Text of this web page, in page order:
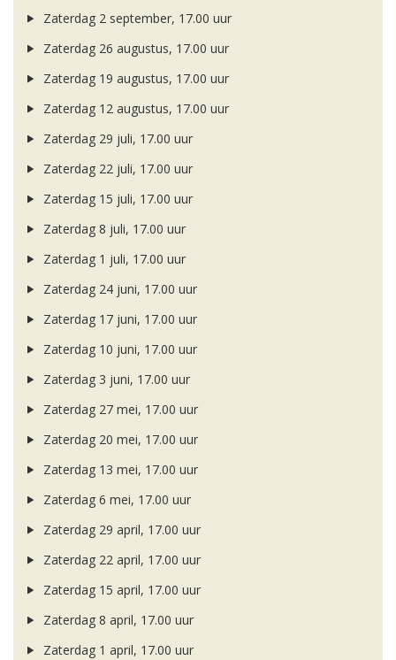
Zaterdag 2 september, 17.00 uur
Zaterdag 26 augustus, 17.00 uur
Zaterdag 19 augustus, 17.00 uur
Zaterdag 12 augustus, 17.00 uur
Zaterdag 29 juli, 17.00 uur
Zaterdag 22 juli, 17.00 uur
Zaterdag 15 juli, 17.00 uur
Zaterdag 8 juli, 17.00 uur
Zaterdag 1 juli, 17.00 uur
Zaterdag 24 juni, 17.00 uur
Zaterdag 17 juni, 17.00 uur
Zaterdag 10 juni, 17.00 uur
Zaterdag 3 juni, 17.00 uur
Zaterdag 27 mei, 17.00 uur
Zaterdag 20 mei, 17.00 uur
Zaterdag 13 mei, 17.00 uur
Zaterdag 6 mei, 17.00 uur
Zaterdag 29 april, 17.00 uur
Zaterdag 22 april, 17.00 uur
Zaterdag 15 april, 17.00 uur
Zaterdag 8 april, 17.00 uur
Zaterdag 1 april, 17.00 uur